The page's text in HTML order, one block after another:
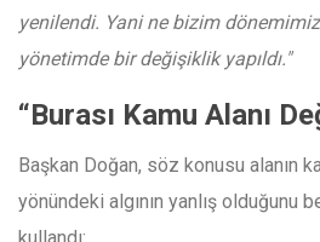
yenilendi. Yani ne bizim
yönetimde bir değişiklik yapıldı."
“Burası Kamu Alanı
Başkan Doğan, söz konusu alanın
yönündeki algının yanlış olduğunu